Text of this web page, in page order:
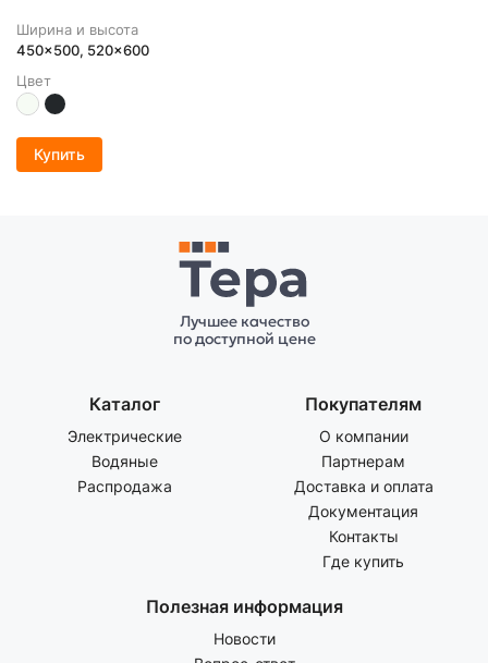
Ширина и высота
450x500, 520x600
Цвет
Купить
Лучшее качество
по доступной цене
Каталог
Электрические
Водяные
Распродажа
Покупателям
О компании
Партнерам
Доставка и оплата
Документация
Контакты
Где купить
Полезная информация
Новости